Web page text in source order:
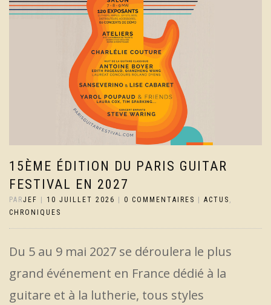
15ÈME ÉDITION DU PARIS GUITAR
FESTIVAL EN 2027
PARJEF 10 JUILLET 2026 0 COMMENTAIRES ACTUS ,
CHRONIQUES
Du 5 au 9 mai 2027 se déroulera le plus
grand événement en France dédié à la
guitare et à la lutherie, tous styles